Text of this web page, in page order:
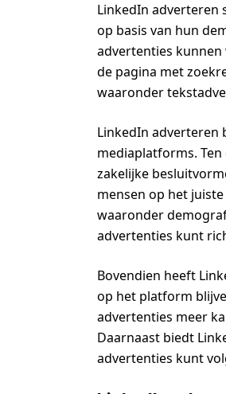
LinkedIn adverteren
op basis van hun
advertenties
de pagina met
waaronder
LinkedIn adverteren
mediaplatforms.
zakelijke
mensen op het
waaronder
advertenties kunt
Bovendien heeft
op het platform
advertenties meer
Daarnaast biedt
advertenties kunt